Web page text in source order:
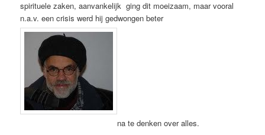
spirituele zaken, aanvankelijk ging dit moeizaam, maar vooral
n.a.v. een crisis werd hij gedwongen beter
na te denken over alles.